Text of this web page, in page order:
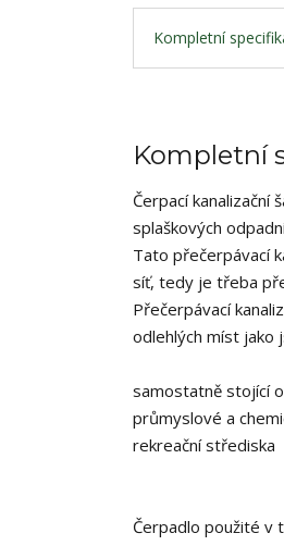
Kompletní
Kompletní
Čerpací
splaškových
Tato přečerpávací
síť, tedy je třeba
Přečerpávací
odlehlých míst jako
samostatně stojící
průmyslové a
rekreační střediska
Čerpadlo použité v